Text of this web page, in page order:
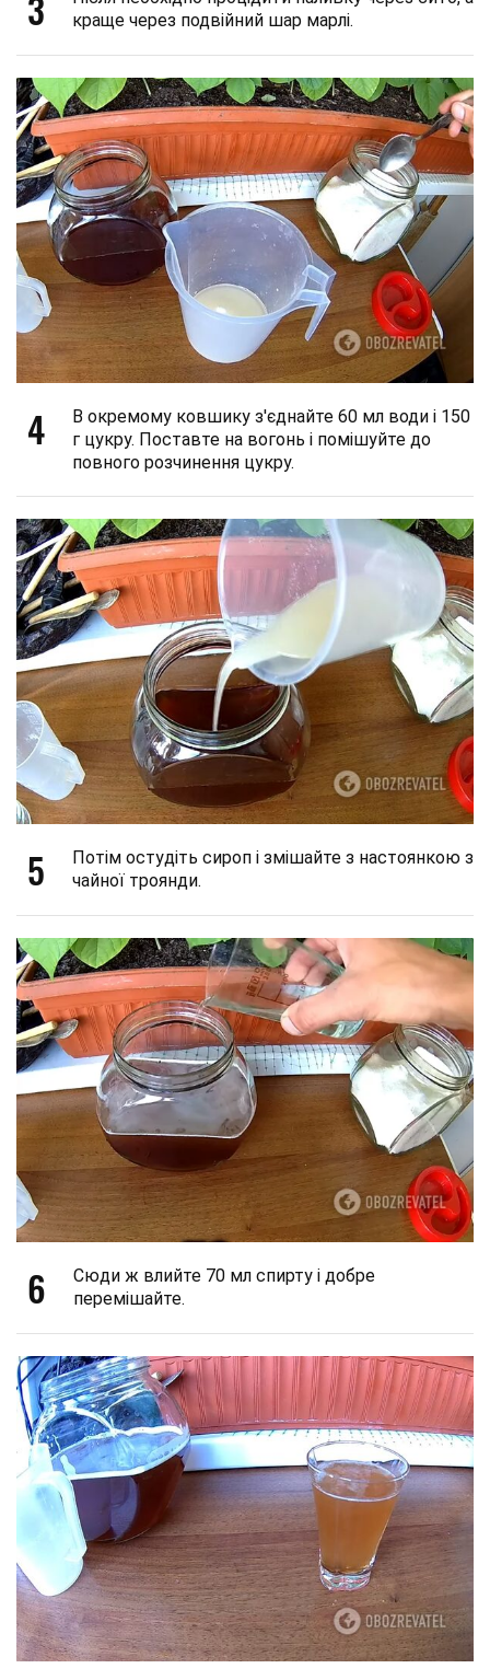
краще через подвійний шар марлі.
4
В окремому ковшику з'єднайте 60 мл води і 150
г цукру. Поставте на вогонь і помішуйте до
повного розчинення цукру.
5
Потім остудіть сироп і змішайте з настоянкою з
чайної троянди.
6
Сюди ж влийте 70 мл спирту і добре
перемішайте.